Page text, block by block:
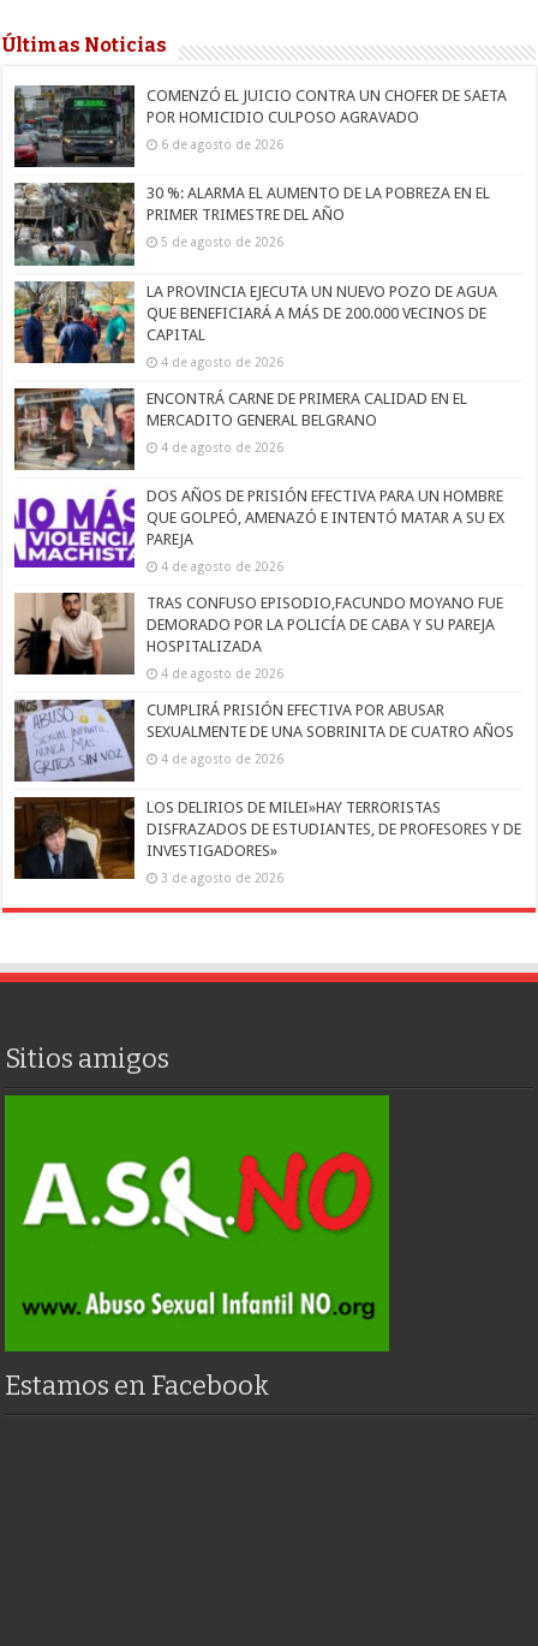
Últimas Noticias
COMENZÓ EL JUICIO CONTRA UN CHOFER DE SAETA
POR HOMICIDIO CULPOSO AGRAVADO
6 de agosto de 2026
30 %: ALARMA EL AUMENTO DE LA POBREZA EN EL
PRIMER TRIMESTRE DEL AÑO
5 de agosto de 2026
LA PROVINCIA EJECUTA UN NUEVO POZO DE AGUA
QUE BENEFICIARÁ A MÁS DE 200.000 VECINOS DE
CAPITAL
4 de agosto de 2026
ENCONTRÁ CARNE DE PRIMERA CALIDAD EN EL
MERCADITO GENERAL BELGRANO
4 de agosto de 2026
DOS AÑOS DE PRISIÓN EFECTIVA PARA UN HOMBRE
QUE GOLPEÓ, AMENAZÓ E INTENTÓ MATAR A SU EX
PAREJA
4 de agosto de 2026
TRAS CONFUSO EPISODIO,FACUNDO MOYANO FUE
DEMORADO POR LA POLICÍA DE CABA Y SU PAREJA
HOSPITALIZADA
4 de agosto de 2026
CUMPLIRÁ PRISIÓN EFECTIVA POR ABUSAR
SEXUALMENTE DE UNA SOBRINITA DE CUATRO AÑOS
4 de agosto de 2026
LOS DELIRIOS DE MILEI»HAY TERRORISTAS
DISFRAZADOS DE ESTUDIANTES, DE PROFESORES Y DE
INVESTIGADORES»
3 de agosto de 2026
Sitios amigos
Estamos en Facebook